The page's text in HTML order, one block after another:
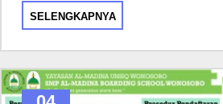
SELENGKAPNYA